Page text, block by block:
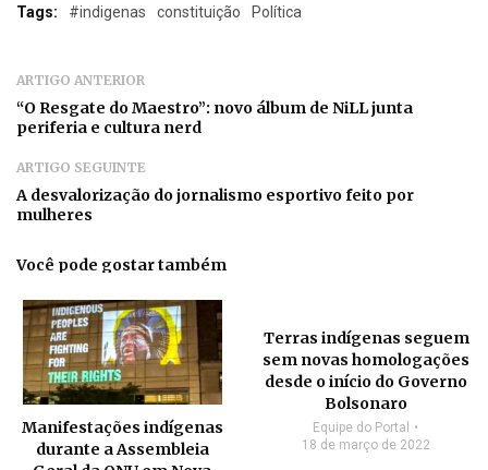
Tags: #indigenas constituição Política
ARTIGO ANTERIOR
“O Resgate do Maestro”: novo álbum de NiLL junta
periferia e cultura nerd
ARTIGO SEGUINTE
A desvalorização do jornalismo esportivo feito por
mulheres
Você pode gostar também
Manifestações indígenas
durante a Assembleia
Terras indígenas seguem
sem novas homologações
desde o início do Governo
Bolsonaro
Equipe do Portal
18 de março de 2022